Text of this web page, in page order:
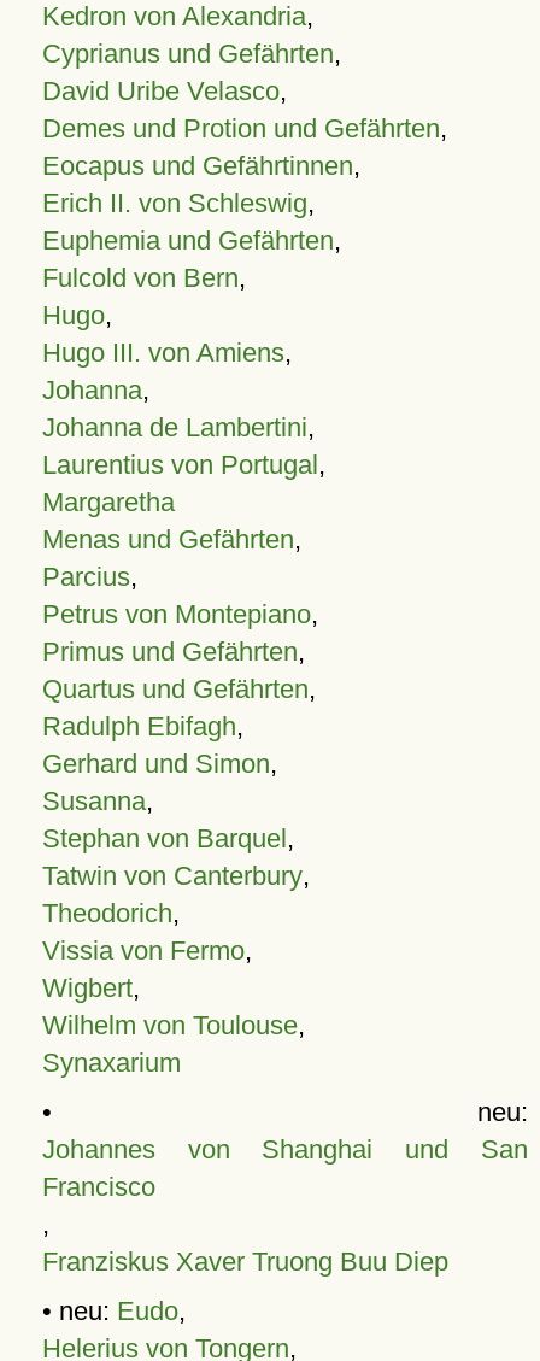
Kedron von Alexandria,
Cyprianus und Gefährten,
David Uribe Velasco,
Demes und Protion und Gefährten,
Eocapus und Gefährtinnen,
Erich II. von Schleswig,
Euphemia und Gefährten,
Fulcold von Bern,
Hugo,
Hugo III. von Amiens,
Johanna,
Johanna de Lambertini,
Laurentius von Portugal,
Margaretha
Menas und Gefährten,
Parcius,
Petrus von Montepiano,
Primus und Gefährten,
Quartus und Gefährten,
Radulph Ebifagh,
Gerhard und Simon,
Susanna,
Stephan von Barquel,
Tatwin von Canterbury,
Theodorich,
Vissia von Fermo,
Wigbert,
Wilhelm von Toulouse,
Synaxarium
• neu:
Johannes von Shanghai und San
Francisco
,
Franziskus Xaver Truong Buu Diep
• neu: Eudo,
Helerius von Tongern,